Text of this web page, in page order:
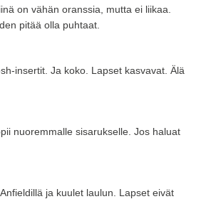
on vähän oranssia, mutta ei liikaa.
pitää olla puhtaat.
insertit. Ja koko. Lapset kasvavat. Älä
nuoremmalle sisarukselle. Jos haluat
ja kuulet laulun. Lapset eivät